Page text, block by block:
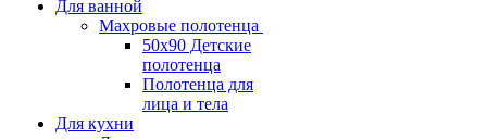
Для ванной
Махровые полотенца
50х90 Детские
полотенца
Полотенца для
лица и тела
Для кухни